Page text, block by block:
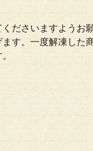
ださいますようお
す。一度解凍した
。